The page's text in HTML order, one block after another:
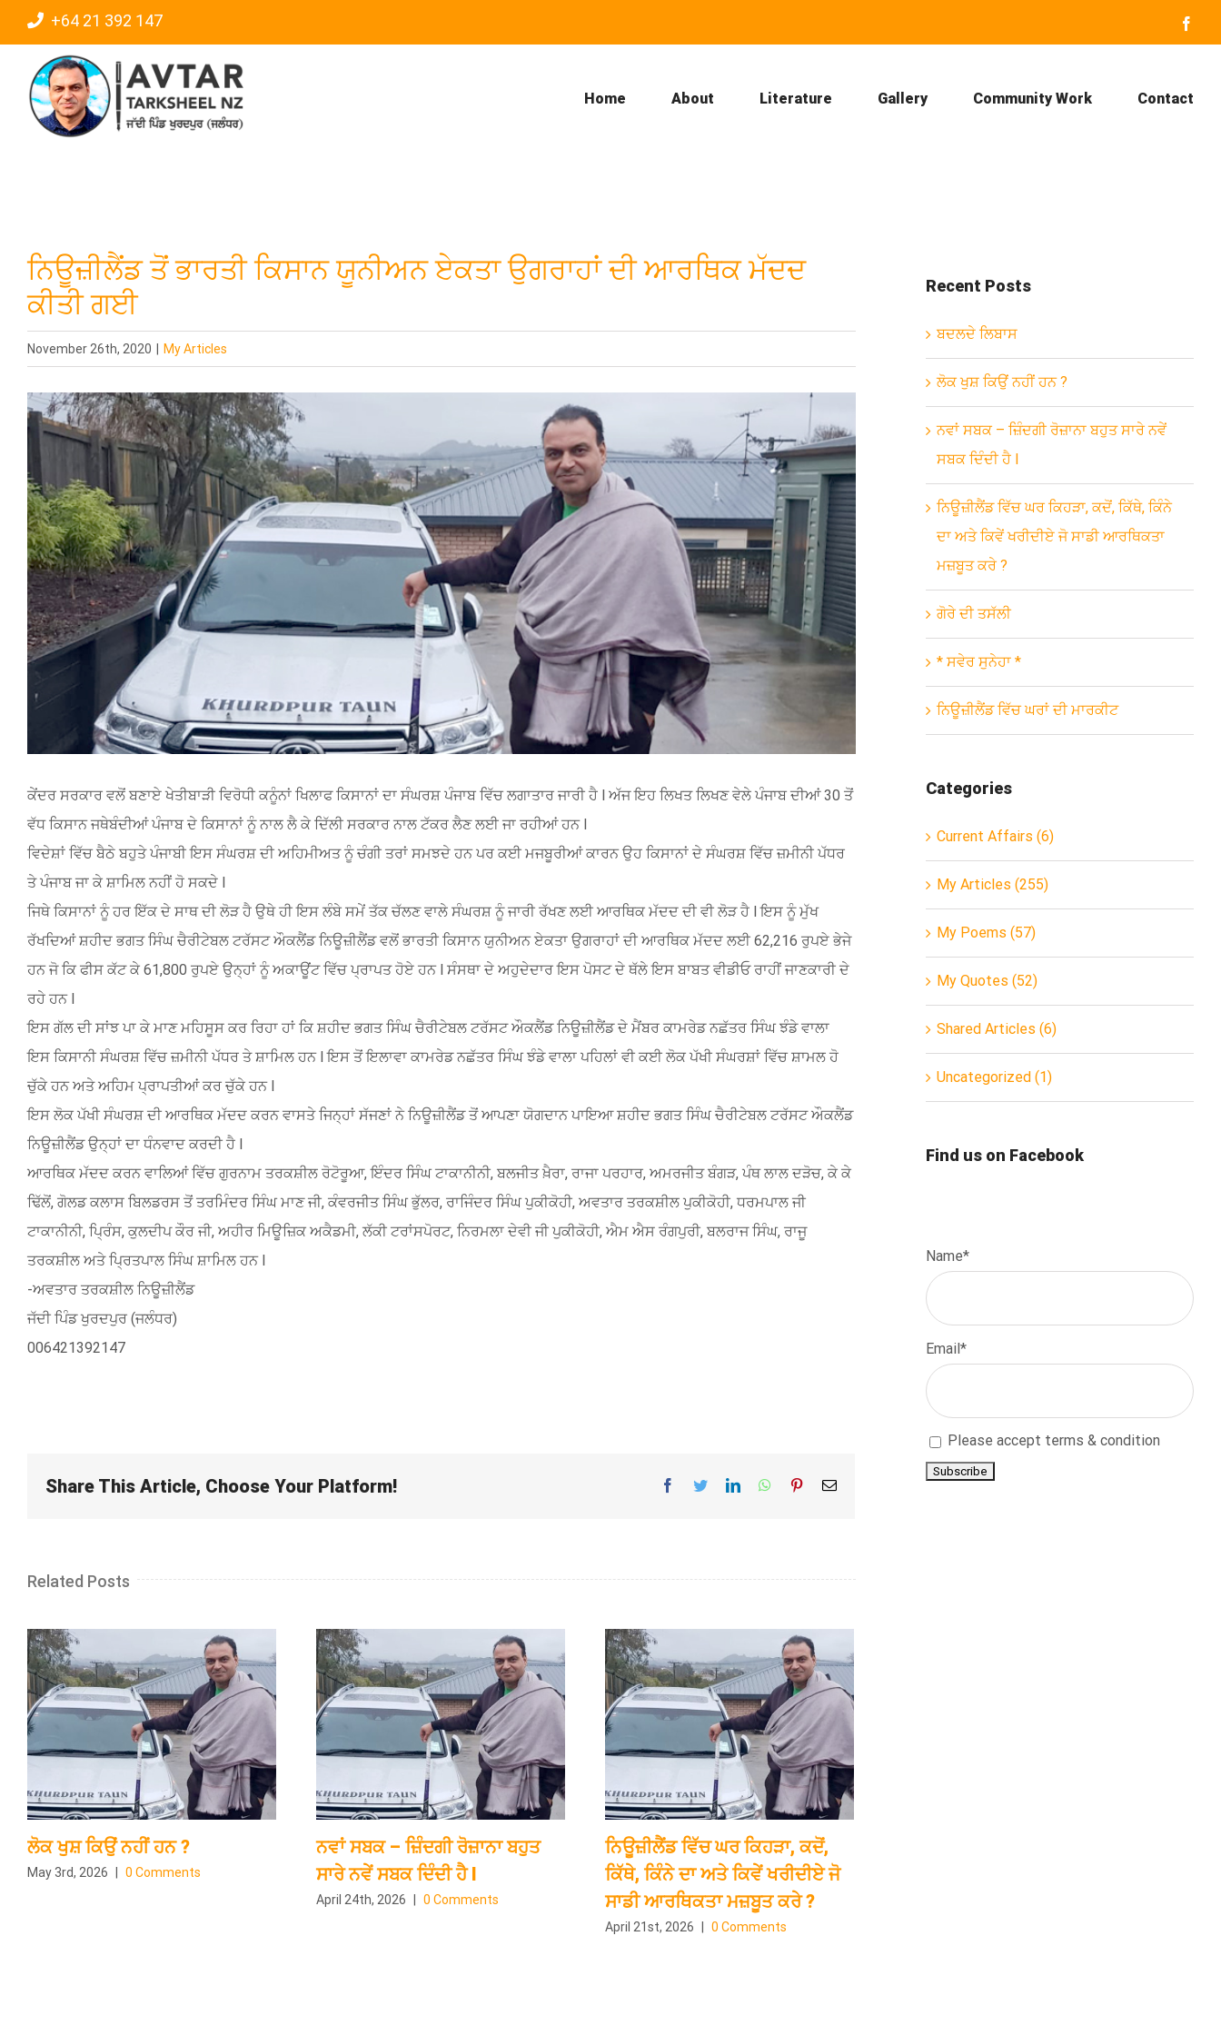
to
content
+64 21 392 147
Home About Literature Gallery Community Work Contact
ਨਿਊਜ਼ੀਲੈਂਡ ਤੋਂ ਭਾਰਤੀ ਕਿਸਾਨ ਯੂਨੀਅਨ ਏਕਤਾ ਉਗਰਾਹਾਂ ਦੀ ਆਰਥਿਕ ਮੱਦਦ
ਕੀਤੀ ਗਈ
November 26th, 2020 | My Articles
View
Larger
ਕੇਂਦਰ ਸਰਕਾਰ ਵਲੋਂ ਬਣਾਏ ਖੇਤੀਬਾੜੀ ਵਿਰੋਧੀ ਕਨੂੰਨਾਂ ਖਿਲਾਫ ਕਿਸਾਨਾਂ ਦਾ ਸੰਘਰਸ਼ ਪੰਜਾਬ ਵਿੱਚ ਲਗਾਤਾਰ ਜਾਰੀ ਹੈ l ਅੱਜ ਇਹ ਲਿਖਤ ਲਿਖਣ ਵੇਲੇ ਪੰਜਾਬ ਦੀਆਂ 30 ਤੋਂ
ਵੱਧ ਕਿਸਾਨ ਜਥੇਬੰਦੀਆਂ ਪੰਜਾਬ ਦੇ ਕਿਸਾਨਾਂ ਨੂੰ ਨਾਲ ਲੈ ਕੇ ਦਿੱਲੀ ਸਰਕਾਰ ਨਾਲ ਟੱਕਰ ਲੈਣ ਲਈ ਜਾ ਰਹੀਆਂ ਹਨ l
ਵਿਦੇਸ਼ਾਂ ਵਿੱਚ ਬੈਠੇ ਬਹੁਤੇ ਪੰਜਾਬੀ ਇਸ ਸੰਘਰਸ਼ ਦੀ ਅਹਿਮੀਅਤ ਨੂੰ ਚੰਗੀ ਤਰਾਂ ਸਮਝਦੇ ਹਨ ਪਰ ਕਈ ਮਜਬੂਰੀਆਂ ਕਾਰਨ ਉਹ ਕਿਸਾਨਾਂ ਦੇ ਸੰਘਰਸ਼ ਵਿੱਚ ਜ਼ਮੀਨੀ ਪੱਧਰ
ਤੇ ਪੰਜਾਬ ਜਾ ਕੇ ਸ਼ਾਮਿਲ ਨਹੀਂ ਹੋ ਸਕਦੇ l
ਜਿਥੇ ਕਿਸਾਨਾਂ ਨੂੰ ਹਰ ਇੱਕ ਦੇ ਸਾਥ ਦੀ ਲੋੜ ਹੈ ਉਥੇ ਹੀ ਇਸ ਲੰਬੇ ਸਮੇਂ ਤੱਕ ਚੱਲਣ ਵਾਲੇ ਸੰਘਰਸ਼ ਨੂੰ ਜਾਰੀ ਰੱਖਣ ਲਈ ਆਰਥਿਕ ਮੱਦਦ ਦੀ ਵੀ ਲੋੜ ਹੈ l ਇਸ ਨੂੰ ਮੁੱਖ
ਰੱਖਦਿਆਂ ਸ਼ਹੀਦ ਭਗਤ ਸਿੰਘ ਚੈਰੀਟੇਬਲ ਟਰੱਸਟ ਔਕਲੈਂਡ ਨਿਊਜ਼ੀਲੈਂਡ ਵਲੋਂ ਭਾਰਤੀ ਕਿਸਾਨ ਯੁਨੀਅਨ ਏਕਤਾ ਉਗਰਾਹਾਂ ਦੀ ਆਰਥਿਕ ਮੱਦਦ ਲਈ 62,216 ਰੁਪਏ ਭੇਜੇ
ਹਨ ਜੋ ਕਿ ਫੀਸ ਕੱਟ ਕੇ 61,800 ਰੁਪਏ ਉਨ੍ਹਾਂ ਨੂੰ ਅਕਾਊਂਟ ਵਿੱਚ ਪ੍ਰਾਪਤ ਹੋਏ ਹਨ l ਸੰਸਥਾ ਦੇ ਅਹੁਦੇਦਾਰ ਇਸ ਪੋਸਟ ਦੇ ਥੱਲੇ ਇਸ ਬਾਬਤ ਵੀਡੀਓ ਰਾਹੀਂ ਜਾਣਕਾਰੀ ਦੇ
ਰਹੇ ਹਨ l
ਇਸ ਗੱਲ ਦੀ ਸਾਂਝ ਪਾ ਕੇ ਮਾਣ ਮਹਿਸੂਸ ਕਰ ਰਿਹਾ ਹਾਂ ਕਿ ਸ਼ਹੀਦ ਭਗਤ ਸਿੰਘ ਚੈਰੀਟੇਬਲ ਟਰੱਸਟ ਔਕਲੈਂਡ ਨਿਊਜ਼ੀਲੈਂਡ ਦੇ ਮੈਂਬਰ ਕਾਮਰੇਡ ਨਛੱਤਰ ਸਿੰਘ ਝੰਡੇ ਵਾਲਾ
ਇਸ ਕਿਸਾਨੀ ਸੰਘਰਸ਼ ਵਿੱਚ ਜ਼ਮੀਨੀ ਪੱਧਰ ਤੇ ਸ਼ਾਮਿਲ ਹਨ l ਇਸ ਤੋਂ ਇਲਾਵਾ ਕਾਮਰੇਡ ਨਛੱਤਰ ਸਿੰਘ ਝੰਡੇ ਵਾਲਾ ਪਹਿਲਾਂ ਵੀ ਕਈ ਲੋਕ ਪੱਖੀ ਸੰਘਰਸ਼ਾਂ ਵਿੱਚ ਸ਼ਾਮਲ ਹੋ
ਚੁੱਕੇ ਹਨ ਅਤੇ ਅਹਿਮ ਪ੍ਰਾਪਤੀਆਂ ਕਰ ਚੁੱਕੇ ਹਨ l
ਇਸ ਲੋਕ ਪੱਖੀ ਸੰਘਰਸ਼ ਦੀ ਆਰਥਿਕ ਮੱਦਦ ਕਰਨ ਵਾਸਤੇ ਜਿਨ੍ਹਾਂ ਸੱਜਣਾਂ ਨੇ ਨਿਊਜ਼ੀਲੈਂਡ ਤੋਂ ਆਪਣਾ ਯੋਗਦਾਨ ਪਾਇਆ ਸ਼ਹੀਦ ਭਗਤ ਸਿੰਘ ਚੈਰੀਟੇਬਲ ਟਰੱਸਟ ਔਕਲੈਂਡ
ਨਿਊਜ਼ੀਲੈਂਡ ਉਨ੍ਹਾਂ ਦਾ ਧੰਨਵਾਦ ਕਰਦੀ ਹੈ l
ਆਰਥਿਕ ਮੱਦਦ ਕਰਨ ਵਾਲਿਆਂ ਵਿੱਚ ਗੁਰਨਾਮ ਤਰਕਸ਼ੀਲ ਰੋਟੋਰੂਆ, ਇੰਦਰ ਸਿੰਘ ਟਾਕਾਨੀਨੀ, ਬਲਜੀਤ ਖ਼ੈਰਾ, ਰਾਜਾ ਪਰਹਾਰ, ਅਮਰਜੀਤ ਬੰਗੜ, ਪੰਥ ਲਾਲ ਦੜੋਚ, ਕੇ ਕੇ
ਢਿੱਲੋਂ, ਗੋਲਡ ਕਲਾਸ ਬਿਲਡਰਸ ਤੋਂ ਤਰਮਿੰਦਰ ਸਿੰਘ ਮਾਣ ਜੀ, ਕੰਵਰਜੀਤ ਸਿੰਘ ਭੁੱਲਰ, ਰਾਜਿੰਦਰ ਸਿੰਘ ਪੁਕੀਕੋਹੀ, ਅਵਤਾਰ ਤਰਕਸ਼ੀਲ ਪੁਕੀਕੋਹੀ, ਧਰਮਪਾਲ ਜੀ
ਟਾਕਾਨੀਨੀ, ਪ੍ਰਿੰਸ, ਕੁਲਦੀਪ ਕੌਰ ਜੀ, ਅਹੀਰ ਮਿਊਜ਼ਿਕ ਅਕੈਡਮੀ, ਲੱਕੀ ਟਰਾਂਸਪੋਰਟ, ਨਿਰਮਲਾ ਦੇਵੀ ਜੀ ਪੁਕੀਕੋਹੀ, ਐਮ ਐਸ ਰੰਗਪੁਰੀ, ਬਲਰਾਜ ਸਿੰਘ, ਰਾਜੂ
ਤਰਕਸ਼ੀਲ ਅਤੇ ਪ੍ਰਿਤਪਾਲ ਸਿੰਘ ਸ਼ਾਮਿਲ ਹਨ l
-ਅਵਤਾਰ ਤਰਕਸ਼ੀਲ ਨਿਊਜ਼ੀਲੈਂਡ
ਜੱਦੀ ਪਿੰਡ ਖੁਰਦਪੁਰ (ਜਲੰਧਰ)
006421392147
Share This Article, Choose Your Platform! Facebook
TwitterLinkedInWhatsApp
PinterestEmail
Related Posts
ਲੋਕ ਖੁਸ਼ ਕਿਉਂ ਨਹੀਂ ਹਨ ?
May 3rd, 2026 0 Comments
ਨਵਾਂ ਸਬਕ – ਜ਼ਿੰਦਗੀ ਰੋਜ਼ਾਨਾ ਬਹੁਤ
ਸਾਰੇ ਨਵੇਂ ਸਬਕ ਦਿੰਦੀ ਹੈ l
April 24th, 2026 0 Comments
ਨਿਊਜ਼ੀਲੈਂਡ ਵਿੱਚ ਘਰ ਕਿਹੜਾ, ਕਦੋਂ,
ਕਿੱਥੇ, ਕਿੰਨੇ ਦਾ ਅਤੇ ਕਿਵੇਂ ਖਰੀਦੀਏ ਜੋ
ਸਾਡੀ ਆਰਥਿਕਤਾ ਮਜ਼ਬੂਤ ਕਰੇ ?
April 21st, 2026 0 Comments
Recent Posts
ਬਦਲਦੇ ਲਿਬਾਸ
ਲੋਕ ਖੁਸ਼ ਕਿਉਂ ਨਹੀਂ ਹਨ ?
ਨਵਾਂ ਸਬਕ – ਜ਼ਿੰਦਗੀ ਰੋਜ਼ਾਨਾ ਬਹੁਤ ਸਾਰੇ ਨਵੇਂ
ਸਬਕ ਦਿੰਦੀ ਹੈ l
ਨਿਊਜ਼ੀਲੈਂਡ ਵਿੱਚ ਘਰ ਕਿਹੜਾ, ਕਦੋਂ, ਕਿੱਥੇ, ਕਿੰਨੇ
ਦਾ ਅਤੇ ਕਿਵੇਂ ਖਰੀਦੀਏ ਜੋ ਸਾਡੀ ਆਰਥਿਕਤਾ
ਮਜ਼ਬੂਤ ਕਰੇ ?
ਗੋਰੇ ਦੀ ਤਸੱਲੀ
* ਸਵੇਰ ਸੁਨੇਹਾ *
ਨਿਊਜ਼ੀਲੈਂਡ ਵਿੱਚ ਘਰਾਂ ਦੀ ਮਾਰਕੀਟ
Categories
Current Affairs (6)
My Articles (255)
My Poems (57)
My Quotes (52)
Shared Articles (6)
Uncategorized (1)
Find us on Facebook
Name*
Email*
Please accept terms & condition